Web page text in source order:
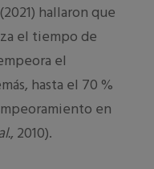
(2021) hallaron que
el tiempo de
el
hasta el 70 %
en
, 2010).